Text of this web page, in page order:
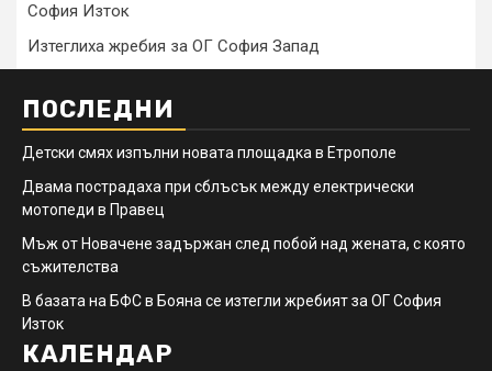
София Изток
Изтеглиха жребия за ОГ София Запад
ПОСЛЕДНИ
Детски смях изпълни новата площадка в Етрополе
Двама пострадаха при сблъсък между електрически
мотопеди в Правец
Мъж от Новачене задържан след побой над жената, с която
съжителства
В базата на БФС в Бояна се изтегли жребият за ОГ София
Изток
КАЛЕНДАР